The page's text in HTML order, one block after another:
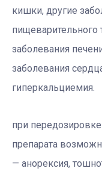
кишки, другие
пищеварительного
заболевания
заболевания
гиперкальциемия.
при
препарата
— анорексия,